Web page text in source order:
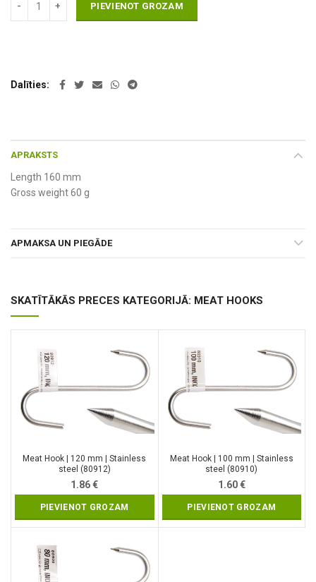
PIEVIENOT GROZAM
Dalīties
APRAKSTS
Length 160 mm
Gross weight 60 g
APMAKSA UN PIEGĀDE
SKATĪTĀKĀS PRECES KATEGORIJĀ: MEAT HOOKS
Meat Hook | 120 mm | Stainless
steel (80912)
1.86€
PIEVIENOT GROZAM
Meat Hook | 100 mm | Stainless
steel (80910)
1.60€
PIEVIENOT GROZAM